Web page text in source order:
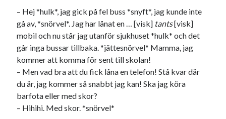
historia hotell jobb
Julkalenderfacit Julkalendern
julkalendern 2021 Julkalendern 2024
kåseri lifvet Lund mat minne
minnen mode
nostalgi ord
– Hej *hulk*, jag gick på fel buss *snyft*, jag kunde inte
gå av, *snörvel*. Jag har lånat en … [visk] tants[visk]
mobil och nu står jag utanför sjukhuset *hulk* och det
går inga bussar tillbaka. *jättesnörvel* Mamma, jag
kommer att komma för sent till skolan!
– Men vad bra att du fick låna en telefon! Stå kvar där
du är, jag kommer så snabbt jag kan! Ska jag köra
barfota eller med skor?
– Hihihi. Med skor. *snörvel*